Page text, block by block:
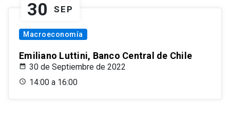
30 SEP
Macroeconomía
Emiliano Luttini, Banco Central de Chile
30 de Septiembre de 2022
14:00 a 16:00